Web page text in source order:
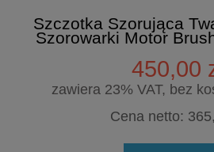
Szczotka Szorująca
Szorowarki Motor
450,00
zawiera 23% VAT, bez
Cena netto: